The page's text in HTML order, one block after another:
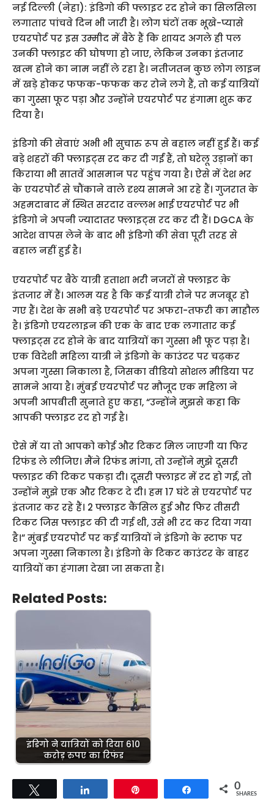
नई दिल्ली (नेहा): इंडिगो की फ्लाइट रद होने का सिलसिला
लगातार पांचवे दिन भी जारी है। लोग घंटों तक भूखे-प्यासे
एयरपोर्ट पर इस उम्मीद में बैठे हैं कि शायद अगले ही पल
उनकी फ्लाइट की घोषणा हो जाए, लेकिन उनका इंतजार
खत्म होने का नाम नहीं ले रहा है। नतीजतन कुछ लोग लाइन
में खड़े होकर फफक-फफक कर रोने लगे हैं, तो कई यात्रियों
का गुस्सा फूट पड़ा और उन्होंने एयरपोर्ट पर हंगामा शुरू कर
दिया है।
इंडिगो की सेवाएं अभी भी सुचारु रूप से बहाल नहीं हुई हैं। कई
बड़े शहरों की फ्लाइट्स रद कर दी गईं हैं, तो घरेलू उड़ानों का
किराया भी सातवें आसमान पर पहुंच गया है। ऐसे में देश भर
के एयरपोर्ट से चौंकाने वाले दृश्य सामने आ रहे हैं। गुजरात के
अहमदाबाद में स्थित सरदार वल्लभ भाई एयरपोर्ट पर भी
इंडिगो ने अपनी ज्यादातर फ्लाइट्स रद कर दी हैं। DGCA के
आदेश वापस लेने के बाद भी इंडिगो की सेवा पूरी तरह से
बहाल नहीं हुई है।
एयरपोर्ट पर बैठे यात्री हताशा भरी नजरों से फ्लाइट के
इंतजार में हैं। आलम यह है कि कई यात्री रोने पर मजबूर हो
गए हैं। देश के सभी बड़े एयरपोर्ट पर अफरा-तफरी का माहौल
है। इंडिगो एयरलाइन की एक के बाद एक लगातार कई
फ्लाइट्स रद होने के बाद यात्रियों का गुस्सा भी फूट पड़ा है।
एक विदेशी महिला यात्री ने इंडिगो के काउंटर पर चढ़कर
अपना गुस्सा निकाला है, जिसका वीडियो सोशल मीडिया पर
सामने आया है। मुंबई एयरपोर्ट पर मौजूद एक महिला ने
अपनी आपबीती सुनाते हुए कहा, “उन्होंने मुझसे कहा कि
आपकी फ्लाइट रद हो गई है।
ऐसे में या तो आपको कोई और टिकट मिल जाएगी या फिर
रिफंड ले लीजिए। मैंने रिफंड मांगा, तो उन्होंने मुझे दूसरी
फ्लाइट की टिकट पकड़ा दी। दूसरी फ्लाइट में रद हो गई, तो
उन्होंने मुझे एक और टिकट दे दी। हम 17 घंटे से एयरपोर्ट पर
इंतजार कर रहे हैं। 2 फ्लाइट कैंसिल हुई और फिर तीसरी
टिकट जिस फ्लाइट की दी गई थी, उसे भी रद कर दिया गया
है।” मुंबई एयरपोर्ट पर कई यात्रियों ने इंडिगो के स्टाफ पर
अपना गुस्सा निकाला है। इंडिगो के टिकट काउंटर के बाहर
यात्रियों का हंगामा देखा जा सकता है।
Related Posts:
इंडिगो ने यात्रियों को दिया 610
करोड़ रुपए का रिफंड
Share 0
SHARES